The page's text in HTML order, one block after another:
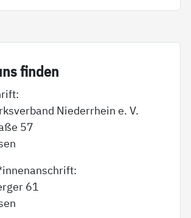
fin­den
Niederrhein e. V.
57
61